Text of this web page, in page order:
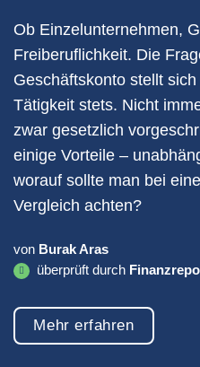
Ob Einzelunternehmen,
Freiberuflichkeit. Die
Geschäftskonto stellt
Tätigkeit stets. Nicht
zwar gesetzlich
einige Vorteile –
worauf sollte man bei
Vergleich achten?
von Burak Aras
überprüft durch
Mehr erfahren